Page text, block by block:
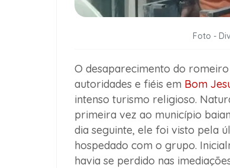
Foto -
O desaparecimento do
autoridades e fiéis em Bom
intenso turismo religioso.
primeira vez ao município
dia seguinte, ele foi visto pela
hospedado com o grupo.
havia se perdido nas